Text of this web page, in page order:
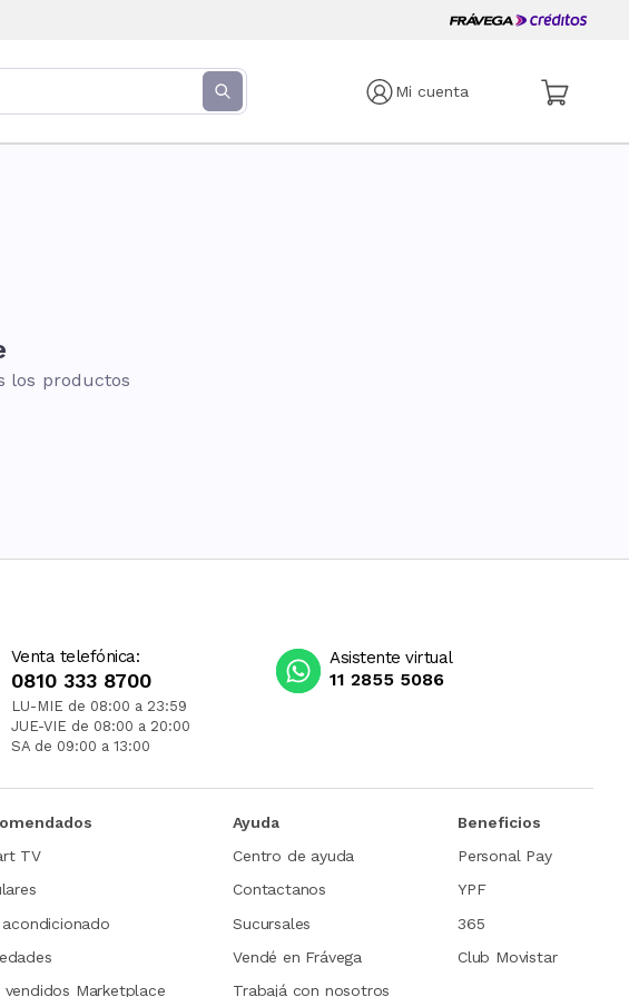
Mi cuenta
los productos
Venta telefónica:
0810 333 8700
LU-MIE de 08:00 a 23:59
JUE-VIE de 08:00 a 20:00
SA de 09:00 a 13:00
Asistente virtual
11 2855 5086
TV
acondicionado
vendidos Marketplace
Ayuda
Centro de ayuda
Contactanos
Sucursales
Vendé en Frávega
Trabajá con nosotros
Beneficios
Personal Pay
YPF
365
Club Movistar